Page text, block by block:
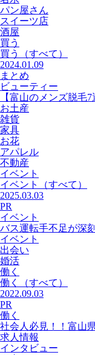
パン屋さん
スイーツ店
酒屋
買う
買う
（すべて）
2024.01.09
まとめ
ビューティー
【富山のメンズ脱毛
お土産
雑貨
家具
お花
アパレル
不動産
イベント
イベント
（すべて）
2025.03.03
PR
イベント
バス運転手不足が深
イベント
出会い
婚活
働く
働く
（すべて）
2022.09.03
PR
働く
社会人必見！！富山
求人情報
インタビュー